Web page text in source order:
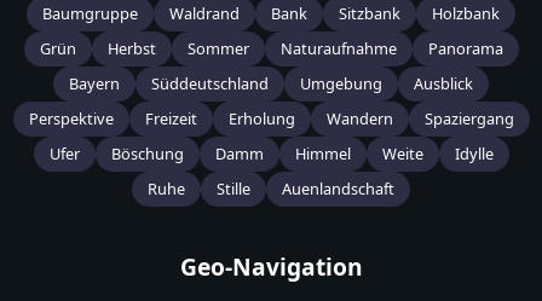
Baumgruppe
Waldrand Bank Sitzbank
Holzbank
Grün
Herbst Sommer Naturaufnahme
Panorama
Bayern
Süddeutschland Umgebung
Ausblick
Perspektive
Freizeit Erholung Wandern
Spaziergang
Ufer
Böschung Damm Himmel Weite
Idylle
Ruhe
Stille Auenlandschaft
Geo-Navigation